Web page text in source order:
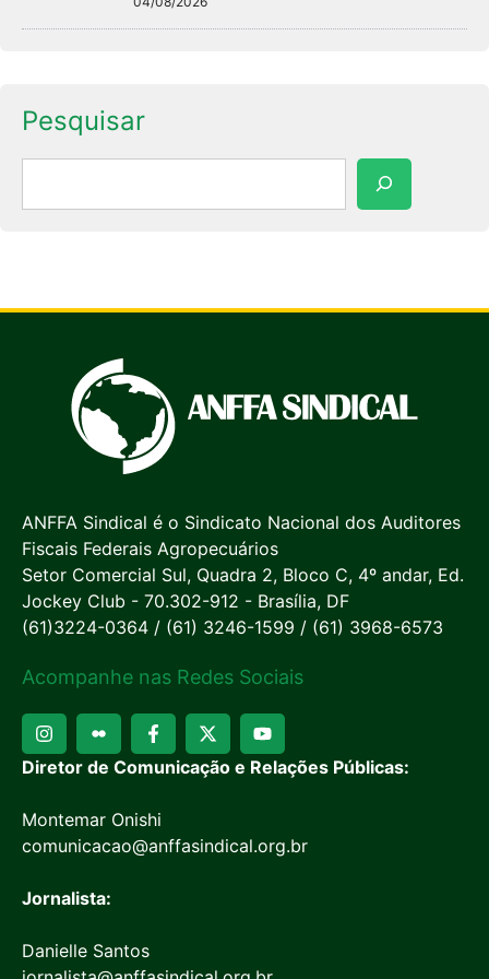
Pesquisar
ANFFA Sindical é o Sindicato Nacional dos Auditores
Fiscais Federais Agropecuários
Setor Comercial Sul, Quadra 2, Bloco C, 4º andar, Ed.
Jockey Club - 70.302-912 - Brasília, DF
(61)3224-0364 / (61) 3246-1599 / (61) 3968-6573
Acompanhe nas Redes Sociais
Diretor de Comunicação e Relações Públicas:
Montemar Onishi
comunicacao@anffasindical.org.br
Jornalista:
Danielle Santos